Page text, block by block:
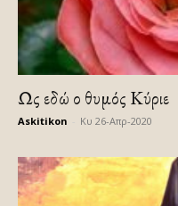
Ως εδώ ο θυμός Κύριε
Askitikon Κυ 26-Απρ-2020